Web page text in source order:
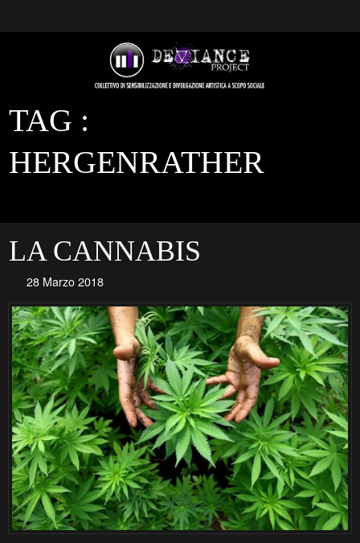
TAG :
HERGENRATHER
LA CANNABIS
28 Marzo 2018